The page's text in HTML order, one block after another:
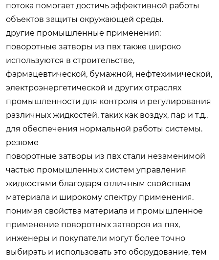
потока помогает достичь эффективной работы
объектов защиты окружающей среды.
другие промышленные применения:
поворотные затворы из пвх также широко
используются в строительстве,
фармацевтической, бумажной, нефтехимической,
электроэнергетической и других отраслях
промышленности для контроля и регулирования
различных жидкостей, таких как воздух, пар и т.д.,
для обеспечения нормальной работы системы.
резюме
поворотные затворы из пвх стали незаменимой
частью промышленных систем управления
жидкостями благодаря отличным свойствам
материала и широкому спектру применения.
понимая свойства материала и промышленное
применение поворотных затворов из пвх,
инженеры и покупатели могут более точно
выбирать и использовать это оборудование, тем